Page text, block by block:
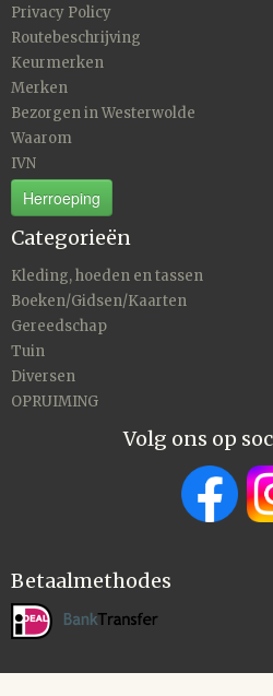
Privacy Policy
Routebeschrijving
Keurmerken
Merken
Bezorgen in Westerwolde
Waarom
IVN
Herroeping
Categorieën
Kleding, hoeden en tassen
Boeken/Gidsen/Kaarten
Gereedschap
Tuin
Diversen
OPRUIMING
Volg ons op
Betaalmethodes